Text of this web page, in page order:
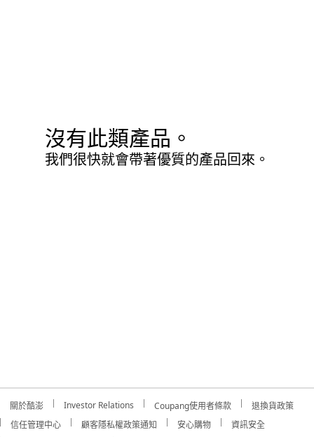
沒有此類產品。
我們很快就會帶著優質的產品回來。
關於酷澎 Investor Relations Coupang使用者條款
退換貨政策
信任管理中心
顧客隱私權政策通知 安心購物
資訊安全